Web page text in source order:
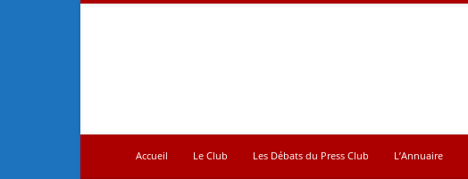
Accueil Le Club Les Débats du Press Club L’Annuaire